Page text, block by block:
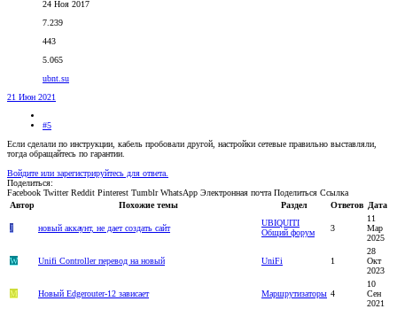
24 Ноя 2017
7.239
443
5.065
ubnt.su
21 Июн 2021
#5
Если сделали по инструкции, кабель пробовали другой, настройки сетевые правильно выставляли,
тогда обращайтесь по гарантии.
Войдите или зарегистрируйтесь для ответа.
Поделиться:
Facebook Twitter Reddit Pinterest Tumblr WhatsApp Электронная почта Поделиться Ссылка
Автор
Похожие темы Раздел Ответов Дата
J новый аккаунт, не дает создать сайт
UBIQUITI
Общий форум
3
11
Мар
2025
W Unifi Controller перевод на новый UniFi 1
28
Окт
2023
M Новый Edgerouter-12 зависает Маршрутизаторы 4
10
Сен
2021